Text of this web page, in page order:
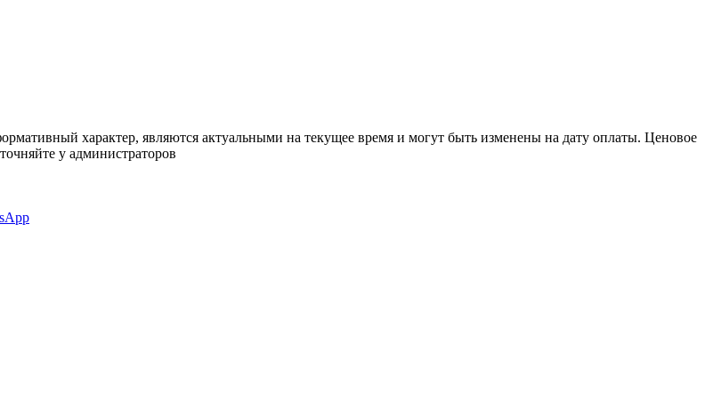
характер, являются актуальными на текущее время и могут быть изменены на дату оплаты. Ценовое
у администраторов